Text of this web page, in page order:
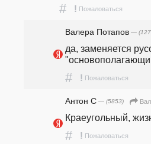
# ! Пожаловаться
Валера Потапов —
да, заменяется
# ! Пожаловаться
Антон С — (5853)
Краеугольный,
# ! Пожаловаться